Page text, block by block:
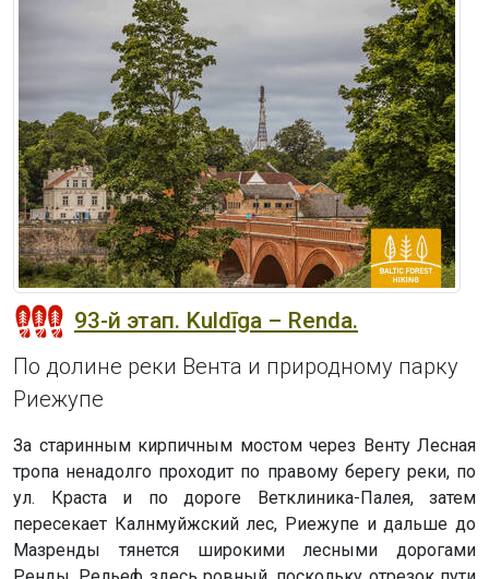
93-й этап. Kuldīga – Renda.
По долине реки Вента и природному парку
Риежупе
За старинным кирпичным мостом через Венту Лесная
тропа ненадолго проходит по правому берегу реки, по
ул. Краста и по дороге Ветклиника-Палея, затем
пересекает Калнмуйжский лес, Риежупе и дальше до
Мазренды тянется широкими лесными дорогами